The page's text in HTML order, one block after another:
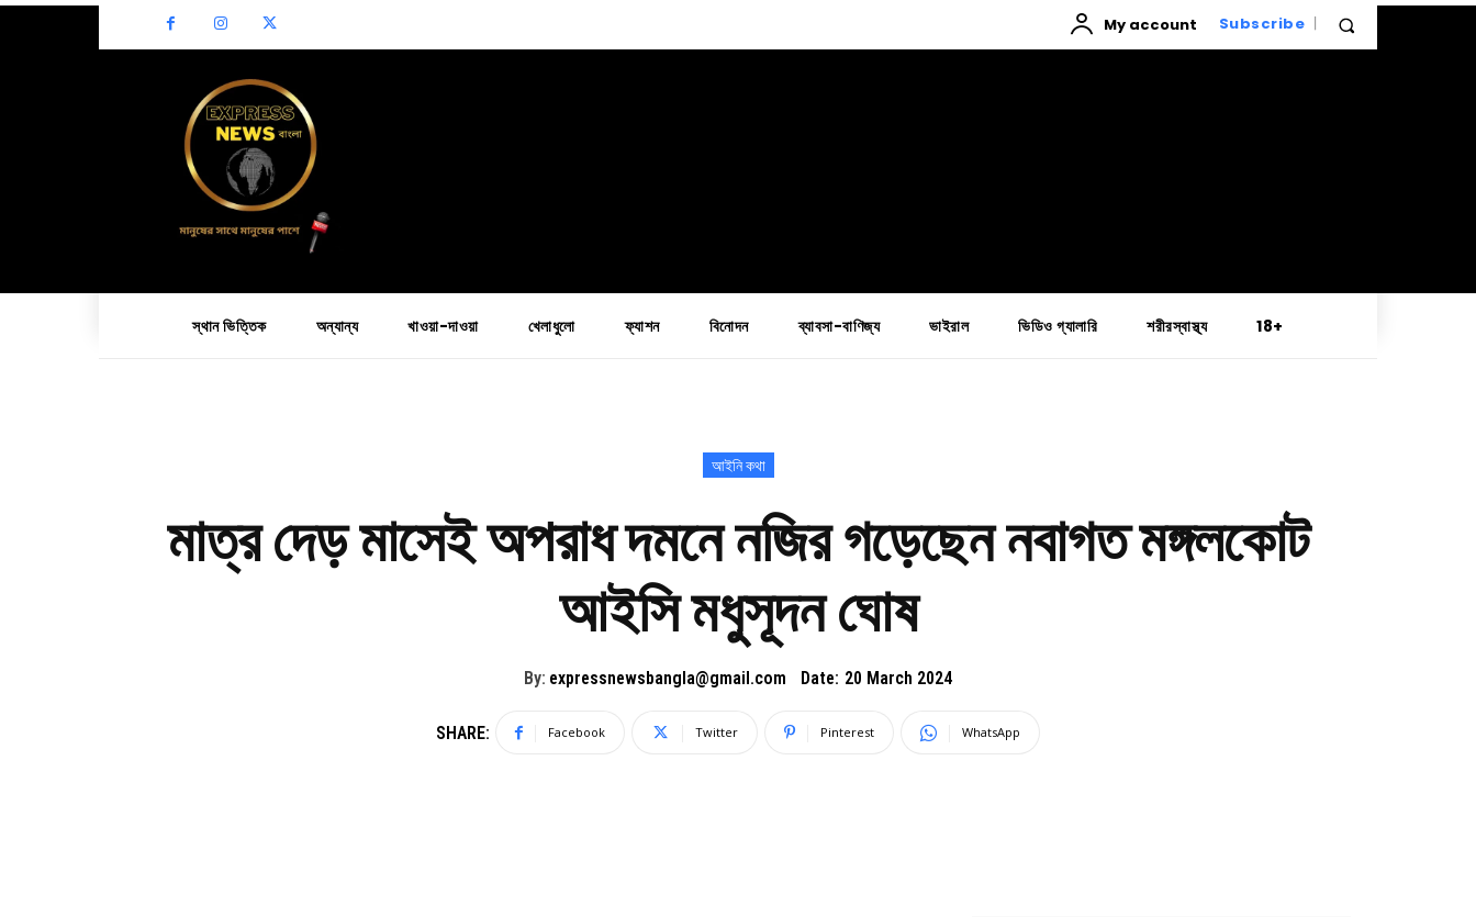
My account Subscribe
স্থান ভিত্তিক অন্যান্য খাওয়া-দাওয়া খেলাধুলো ফ্যাশন বিনোদন ব্যাবসা-বাণিজ্য ভাইরাল ভিডিও গ্যালারি শরীরস্বাস্থ্য 18+
আইনি কথা
মাত্র দেড় মাসেই অপরাধ দমনে নজির গড়েছেন নবাগত মঙ্গলকোট
আইসি মধুসূদন ঘোষ
By: expressnewsbangla@gmail.com Date: 20 March 2024
SHARE: Facebook Twitter Pinterest WhatsApp